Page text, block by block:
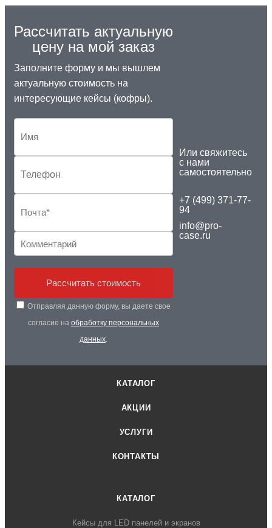
Рассчитать актуальную
цену на мой заказ
Заполните форму и мы вышлем
актуальную стоимость на
интересующие кейсы (кофры).
Рассчитать стоимость
Отправляя данную форму, вы даете свое
согласие на обработку персональных
данных
Или свяжитесь
с нами
самостоятельно
+7 (499) 371-77-
94
info@pro-
case.ru
КАТАЛОГ
АКЦИИ
УСЛУГИ
КОНТАКТЫ
КАТАЛОГ
Кейсы для LED панелей и экранов